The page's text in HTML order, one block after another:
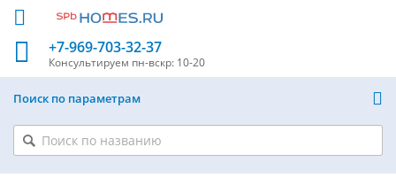
+7-969-703-32-37
Консультируем пн-вскр: 10-20
Поиск по параметрам